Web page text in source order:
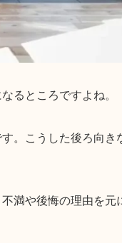
るところですよね。
。こうした後ろ向き
満や後悔の理由を元